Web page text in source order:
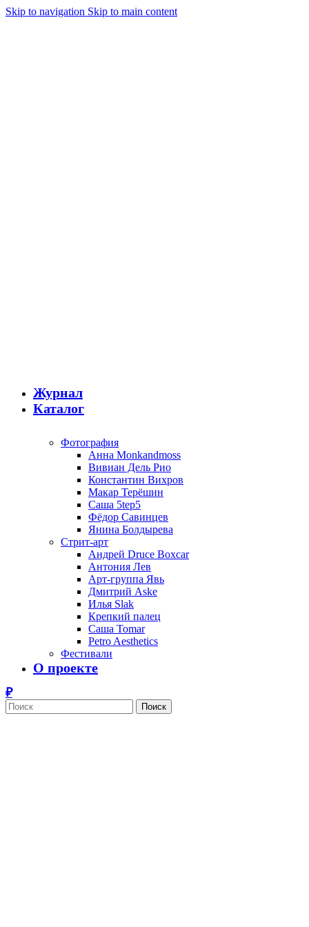
Skip to navigation Skip to main content
Журнал
Каталог
Фотография
Анна Monkandmoss
Вивиан Дель Рио
Константин Вихров
Макар Терёшин
Саша 5tep5
Фёдор Савинцев
Янина Болдырева
Стрит-арт
Андрей Druce Boxcar
Антония Лев
Арт-группа Явь
Дмитрий Aske
Илья Slak
Крепкий палец
Саша Tomar
Petro Aesthetics
Фестивали
О проекте
Поиск